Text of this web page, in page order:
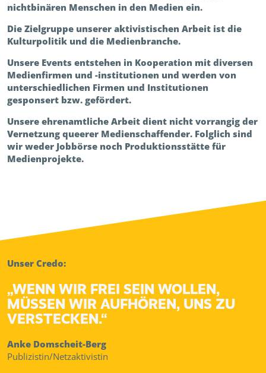
nichtbinären Menschen in den Medien ein.
Die Zielgruppe unserer aktivistischen Arbeit ist die
Kulturpolitik und die Medienbranche.
Unsere Events entstehen in Kooperation mit diversen
Medienfirmen und -institutionen und werden von
unterschiedlichen Firmen und Institutionen
gesponsert bzw. gefördert.
Unsere ehrenamtliche Arbeit dient nicht vorrangig der
Vernetzung queerer Medienschaffender. Folglich sind
wir weder Jobbörse noch Produktionsstätte für
Medienprojekte.
Unser Credo:
„WENN WIR FREI SEIN WOLLEN,
MÜSSEN WIR AUFHÖREN, UNS ZU
VERSTECKEN.“
Anke Domscheit-Berg
Publizistin/Netzaktivistin